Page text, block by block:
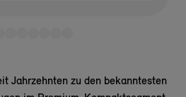
Jahrzehnten zu den bekanntesten